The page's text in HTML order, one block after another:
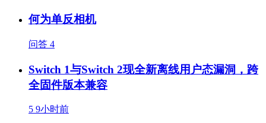
何为单反相机
问答 4
Switch 1与Switch 2现全新离线用户态漏洞，跨
全固件版本兼容
5 9小时前